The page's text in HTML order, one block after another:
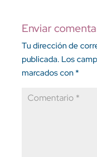
Enviar
Tu dirección de
publicada. Los
marcados con *